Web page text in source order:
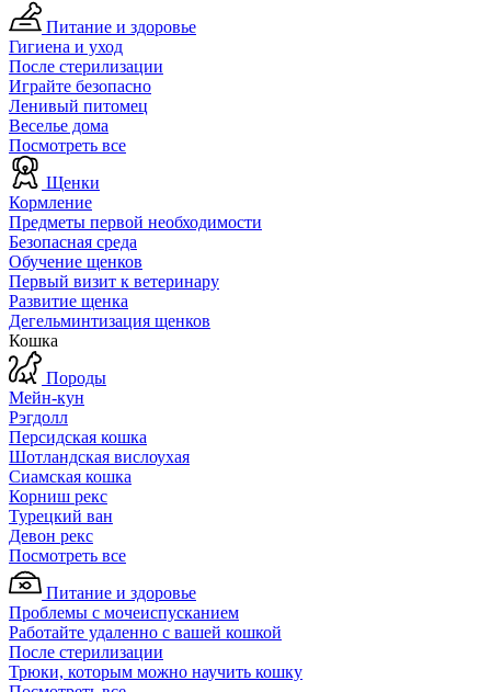
Питание и здоровье
Гигиена и уход
После стерилизации
Играйте безопасно
Ленивый питомец
Веселье дома
Посмотреть все
Щенки
Кормление
Предметы первой необходимости
Безопасная среда
Обучение щенков
Первый визит к ветеринару
Развитие щенка
Дегельминтизация щенков
Кошка
Породы
Мейн-кун
Рэгдолл
Персидская кошка
Шотландская вислоухая
Сиамская кошка
Корниш рекс
Турецкий ван
Девон рекс
Посмотреть все
Питание и здоровье
Проблемы с мочеиспусканием
Работайте удаленно с вашей кошкой
После стерилизации
Трюки, которым можно научить кошку